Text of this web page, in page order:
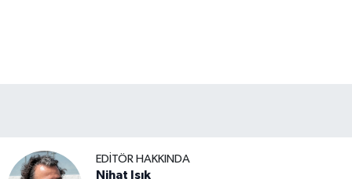
EDITÖR HAKKINDA
Nihat Işık